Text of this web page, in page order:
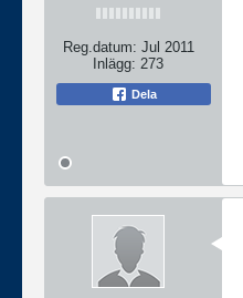
Reg.datum: Jul 2011
Inlägg: 273
Dela